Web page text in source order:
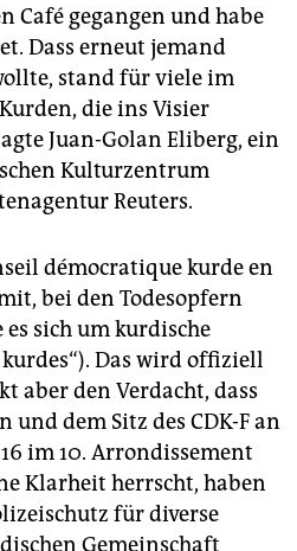
Café gegangen und habe
Dass erneut jemand
stand für viele im
die ins Visier
Juan-Golan Eliberg, ein
Kulturzentrum
Reuters.
démocratique kurde en
bei den Todesopfern
sich um kurdische
Das wird offiziell
aber den Verdacht, dass
dem Sitz des CDK-F an
im 10. Arrondissement
Klarheit herrscht, haben
für diverse
Gemeinschaft